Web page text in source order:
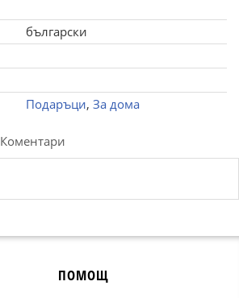
български
Подаръци, За дома
Коментари
ПОМОЩ